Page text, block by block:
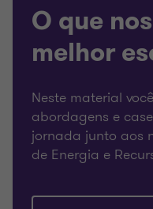
O que
melhor
Neste material
abordagens e
jornada junto aos
de Energia e